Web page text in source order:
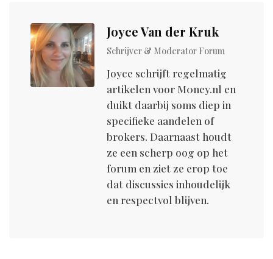
Joyce Van der Kruk
Schrijver & Moderator Forum
Joyce schrijft regelmatig
artikelen voor M0ney.nl en
duikt daarbij soms diep in
specifieke aandelen of
brokers. Daarnaast houdt
ze een scherp oog op het
forum en ziet ze erop toe
dat discussies inhoudelijk
en respectvol blijven.